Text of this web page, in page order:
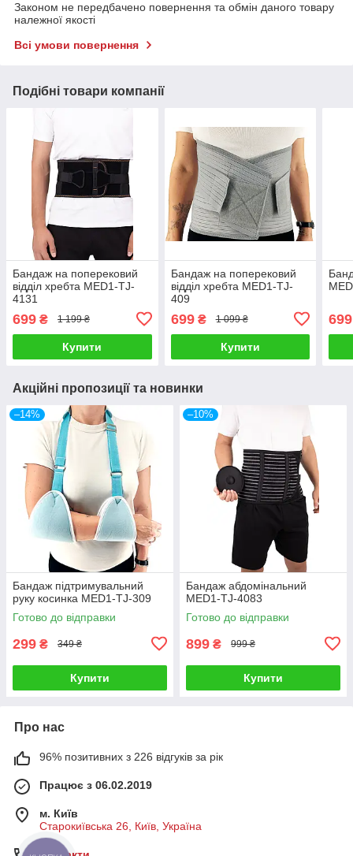
Законом не передбачено повернення та обмін даного товару
належної якості
Всі умови повернення
Подібні товари компанії
Бандаж на поперековий
відділ хребта MED1-TJ-
4131
699 ₴ 1 199 ₴
Купити
Бандаж на поперековий
відділ хребта MED1-TJ-
409
699₴ 1 099 ₴
Купити
699
Акційні пропозиції та новинки
–14%
Бандаж підтримувальний
руку косинка MED1-TJ-309
Готово до відправки
299 ₴ 349 ₴
Купити
–10%
Бандаж абдомінальний
MED1-TJ-4083
Готово до відправки
899 ₴ 999 ₴
Купити
Про нас
96% позитивних з 226 відгуків за рік
Працює з 06.02.2019
м. Київ
Старокиївська 26, Київ, Україна